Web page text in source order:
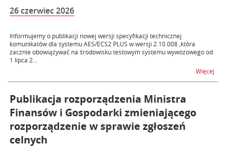
26 czerwiec 2026
Informujemy o publikacji nowej wersji specyfikacji technicznej
komunikatów dla systemu AES/ECS2 PLUS w wersji 2.10.008 ,która
zacznie obowiązywać na środowisku testowym systemu wywozowego od
1 lipca 2...
Więcej
Publikacja rozporządzenia Ministra
Finansów i Gospodarki zmieniającego
rozporządzenie w sprawie zgłoszeń
celnych